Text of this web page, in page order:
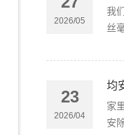
2026/05
我
丝
23
2026/04
均
家
安